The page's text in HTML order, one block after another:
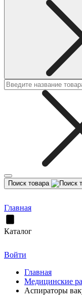
Поиск товара
Главная
Каталог
Войти
Главная
Медицинские
Аспираторы